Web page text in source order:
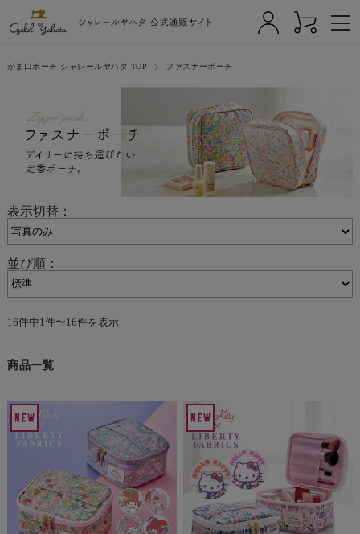
がま口ポーチ シャレールヤハタ TOP ファスナーポーチ
表示切替：
並び順：
16件中1件〜16件を表示
商品一覧